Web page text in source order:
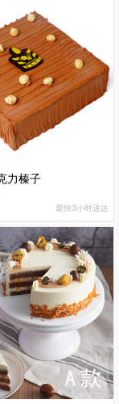
力榛子
最快3小时送达